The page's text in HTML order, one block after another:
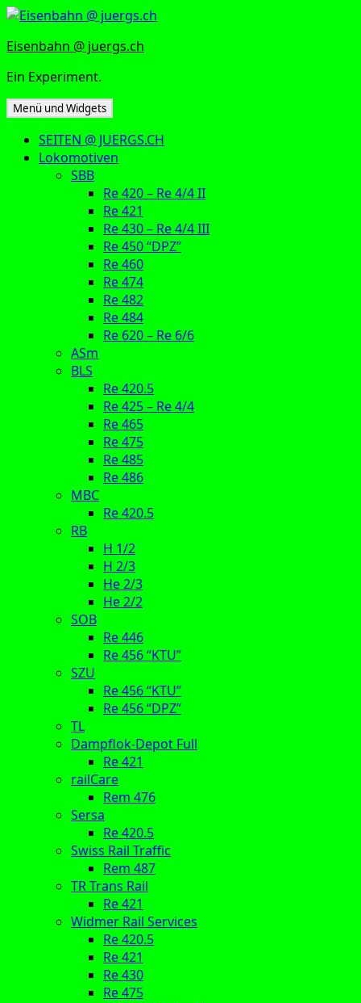
Zum
springen
Eisenbahn @ juergs.ch
Ein Experiment.
Menü und Widgets
SEITEN @ JUERGS.CH
Lokomotiven
SBB
Re 420 – Re 4/4 II
Re 421
Re 430 – Re 4/4 III
Re 450 “DPZ”
Re 460
Re 474
Re 482
Re 484
Re 620 – Re 6/6
ASm
BLS
Re 420.5
Re 425 – Re 4/4
Re 465
Re 475
Re 485
Re 486
MBC
Re 420.5
RB
H 1/2
H 2/3
He 2/3
He 2/2
SOB
Re 446
Re 456 “KTU”
SZU
Re 456 “KTU”
Re 456 “DPZ”
TL
Dampflok-Depot Full
Re 421
railCare
Rem 476
Sersa
Re 420.5
Swiss Rail Traffic
Rem 487
TR Trans Rail
Re 421
Widmer Rail Services
Re 420.5
Re 421
Re 430
Re 475